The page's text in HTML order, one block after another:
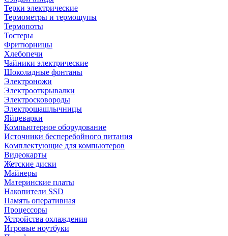
Терки электрические
Термометры и термощупы
Термопоты
Тостеры
Фритюрницы
Хлебопечи
Чайники электрические
Шоколадные фонтаны
Электроножи
Электрооткрывалки
Электросковороды
Электрошашлычницы
Яйцеварки
Компьютерное оборудование
Источники бесперебойного питания
Комплектующие для компьютеров
Видеокарты
Жетские диски
Майнеры
Материнские платы
Накопители SSD
Память оперативная
Процессоры
Устройства охлаждения
Игровые ноутбуки